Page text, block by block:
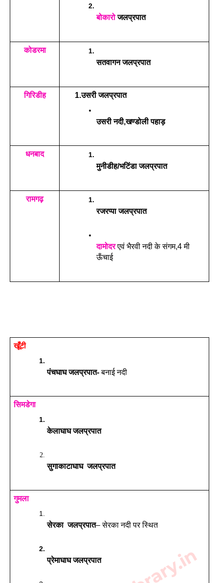
बोकारो जलप्रपात
कोडरमा
सतवागन जलप्रपात
गिरिडीह 1.उसरी जलप्रपात
उसरी नदी,खण्डोली पहाड़
धनबाद
मुनीडीह/भटिंडा जलप्रपात
रामगढ़
रजरप्पा जलप्रपात
दामोदर एवं भैरवी नदी के संगम,4 मी
ऊँचाई
खूँटी
पंचघाघ जलप्रपात- बनाई नदी
सिमडेगा
केलाघाघ जलप्रपात
सुगाकाटाघाघ जलप्रपात
गुमला
सेरका जलप्रपात– सेरका नदी पर स्थित
प्रेमाघाघ जलप्रपात